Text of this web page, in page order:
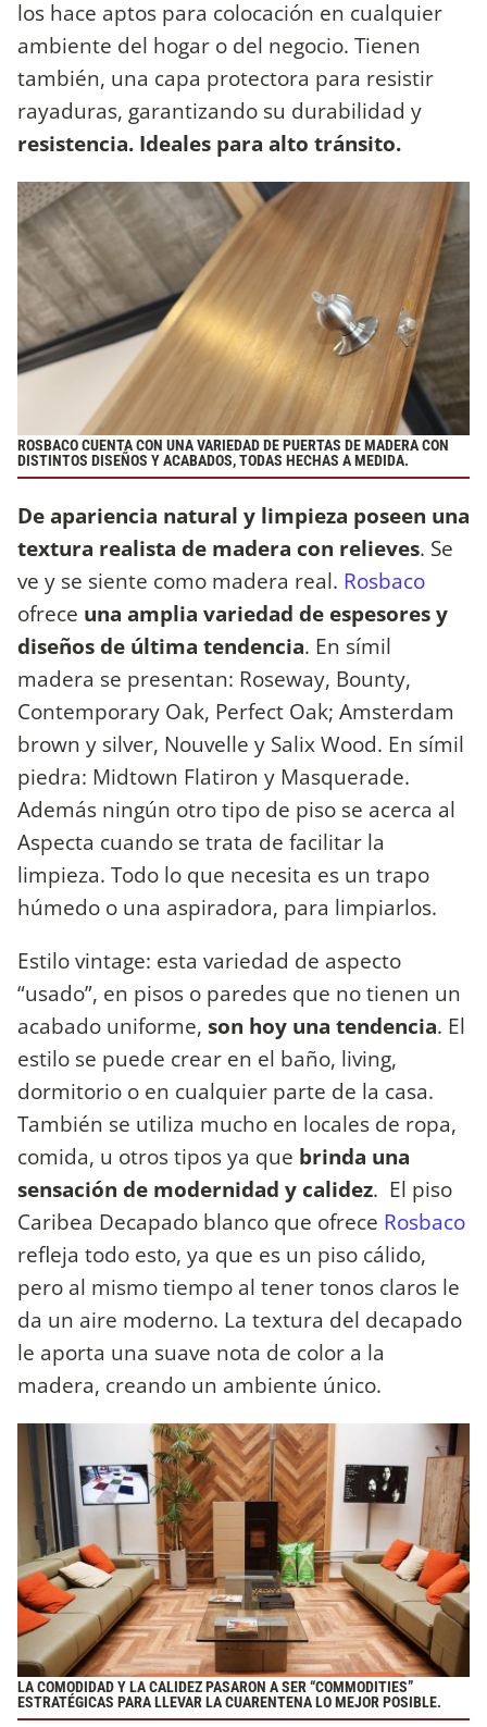
los hace aptos para colocación en cualquier
ambiente del hogar o del negocio. Tienen
también, una capa protectora para resistir
rayaduras, garantizando su durabilidad y
resistencia. Ideales para alto tránsito.
ROSBACOCUENTA CON UNA VARIEDAD DE PUERTAS DE MADERA CON
DISTINTOS DISEÑOS Y ACABADOS, TODAS HECHAS A MEDIDA.
De apariencia natural y limpieza poseen una
textura realista de madera con relieves. Se
ve y se siente como madera real. Rosbaco
ofrece una amplia variedad de espesores y
diseños de última tendencia. En símil
madera se presentan: Roseway, Bounty,
Contemporary Oak, Perfect Oak; Amsterdam
brown y silver, Nouvelle y Salix Wood. En símil
piedra: Midtown Flatiron y Masquerade.
Además ningún otro tipo de piso se acerca al
Aspecta cuando se trata de facilitar la
limpieza. Todo lo que necesita es un trapo
húmedo o una aspiradora, para limpiarlos.
Estilo vintage: esta variedad de aspecto
“usado”, en pisos o paredes que no tienen un
acabado uniforme, son hoy una tendencia. El
estilo se puede crear en el baño, living,
dormitorio o en cualquier parte de la casa.
También se utiliza mucho en locales de ropa,
comida, u otros tipos ya que brinda una
sensación de modernidad y calidez. El piso
Caribea Decapado blanco que ofrece Rosbaco
refleja todo esto, ya que es un piso cálido,
pero al mismo tiempo al tener tonos claros le
da un aire moderno. La textura del decapado
le aporta una suave nota de color a la
madera, creando un ambiente único.
LA COMODIDAD Y LA CALIDEZ PASARON A SER “COMMODITIES”
ESTRATÉGICAS PARA LLEVAR LA CUARENTENA LO MEJOR POSIBLE.